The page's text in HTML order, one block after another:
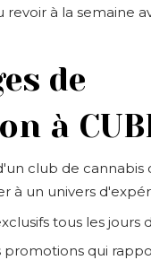
à la semaine
de
à
club de cannabis
à un univers
tous les jours
promotions qui